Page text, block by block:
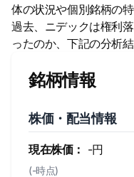
体の状況や個別銘柄の
過去、ニデックは権利
ったのか、下記の分析
銘柄情報
株価・配当情報
現在株価： -円
(-時点)